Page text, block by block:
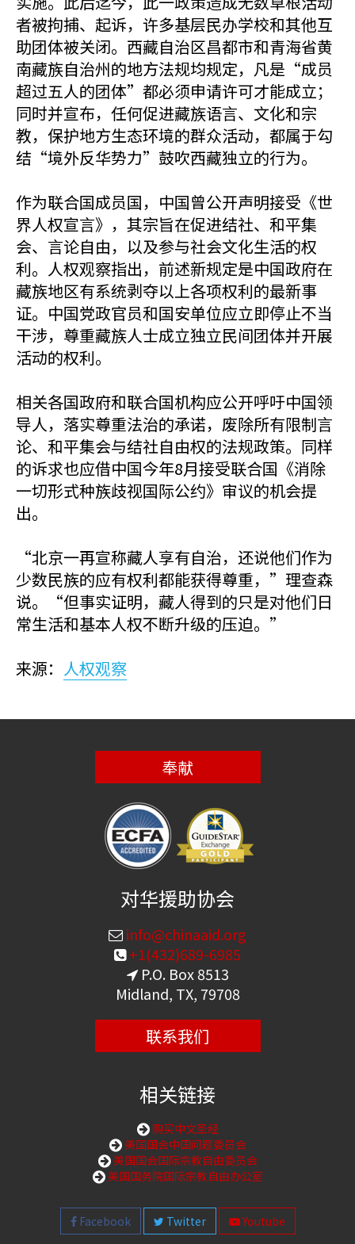
者被拘捕、起诉，许多基层民办学校和其他互
助团体被关闭。西藏自治区昌都市和青海省黄
南藏族自治州的地方法规均规定，凡是“成员
超过五人的团体”都必须申请许可才能成立；
同时并宣布，任何促进藏族语言、文化和宗
教，保护地方生态环境的群众活动，都属于勾
结“境外反华势力”鼓吹西藏独立的行为。
作为联合国成员国，中国曾公开声明接受《世
界人权宣言》，其宗旨在促进结社、和平集
会、言论自由，以及参与社会文化生活的权
利。人权观察指出，前述新规定是中国政府在
藏族地区有系统剥夺以上各项权利的最新事
证。中国党政官员和国安单位应立即停止不当
干涉，尊重藏族人士成立独立民间团体并开展
活动的权利。
相关各国政府和联合国机构应公开呼吁中国领
导人，落实尊重法治的承诺，废除所有限制言
论、和平集会与结社自由权的法规政策。同样
的诉求也应借中国今年8月接受联合国《消除
一切形式种族歧视国际公约》审议的机会提
出。
“北京一再宣称藏人享有自治，还说他们作为
少数民族的应有权利都能获得尊重，”理查森
说。“但事实证明，藏人得到的只是对他们日
常生活和基本人权不断升级的压迫。”
来源： 人权观察
奉献
对华援助协会
info@chinaaid.org
+1(432)689-6985
P.O. Box 8513
Midland, TX, 79708
联系我们
相关链接
购买中文圣经
美国国会中国问题委员会
美国国会国际宗教自由委员会
美国国务院国际宗教自由办公室
Facebook Twitter Youtube